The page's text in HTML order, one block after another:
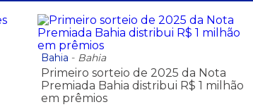
Bahia - Bahia
Primeiro sorteio de 2025 da Nota
Premiada Bahia distribui R$ 1 milhão
em prêmios